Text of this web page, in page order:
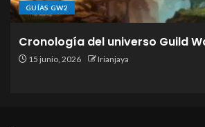
GUÍAS GW2
Cronología del universo Guild
15 junio, 2026 Irianjaya